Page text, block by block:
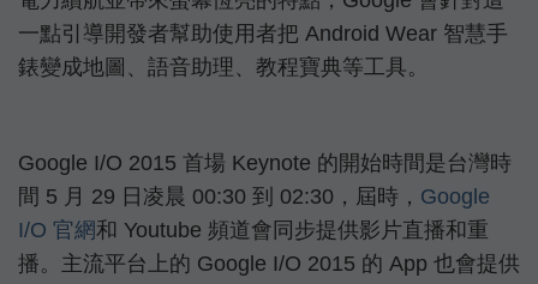
一點引導開發者幫助使用者把 Android Wear 智慧手
錶變成地圖、語音助理、教程寶典等工具。
Google I/O 2015 首場 Keynote 的開始時間是台灣時
間 5 月 29 日凌晨 00:30 到 02:30，屆時， Google
I/O 官網和 Youtube 頻道會同步提供影片直播和重
播。主流平台上的 Google I/O 2015 的 App 也會提供